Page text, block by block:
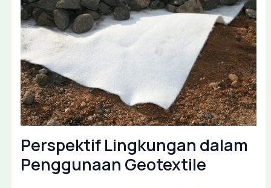
Perspektif Lingkungan dalam
Penggunaan Geotextile